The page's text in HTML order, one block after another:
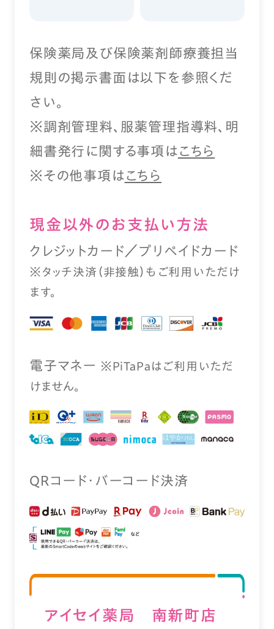
保険薬局及び保険薬剤師療養担当
規則の掲示書面は以下を参照くだ
さい。
※調剤管理料、服薬管理指導料、明
細書発行に関する事項は こちら
※その他事項は こちら
現⾦以外のお⽀払い⽅法
クレジットカード／プリペイドカード
※タッチ決済（⾮接触）もご利⽤いただけ
ます。
電⼦マネー ※PiTaPaはご利⽤いただ
けません。
QRコード・バーコード決済
アイセイ薬局 南新町店